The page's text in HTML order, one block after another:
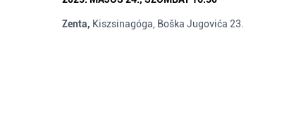
Zenta, Kiszsinagóga, Boška Jugovića 23.